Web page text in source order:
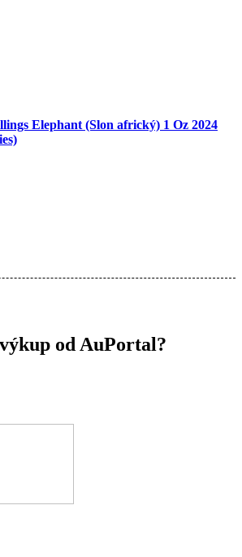
Elephant (Slon africký) 1 Oz 2024
od AuPortal?